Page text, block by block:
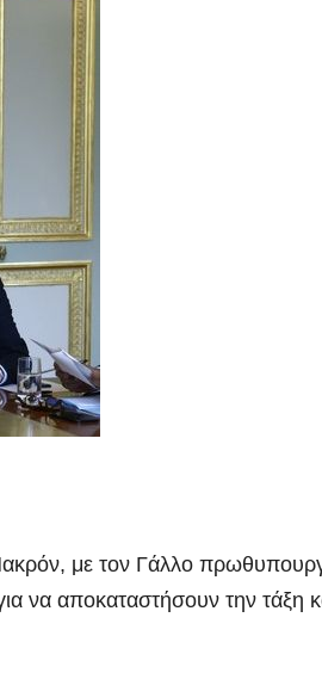
με τον Γάλλο
να αποκαταστήσουν την τάξη